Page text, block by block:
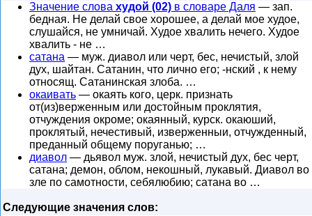
Значение слова худой (02) в словаре Даля — зап.
бедная. Не делай свое хорошее, а делай мое худое,
слушайся, не умничай. Худое хвалить нечего. Худое
хвалить - не …
сатана — муж. диавол или черт, бес, нечистый, злой
дух, шайтан. Сатанин, что лично его; -нский , к нему
относящ. Сатанинская злоба. …
окаивать — окаять кого, церк. признать
от(из)верженным или достойным проклятия,
отчуждения окроме; окаянный, курск. окаюший,
проклятый, нечестивый, изверженныи, отчужденный,
преданный общему поруганью; …
диавол — дьявол муж. злой, нечистый дух, бес черт,
сатана; демон, облом, некошный, лукавый. Диавол во
зле по самотности, себялюбию; сатана во …
Следующие значения слов: